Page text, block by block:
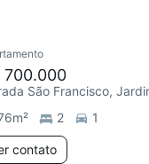
700.000
São Francisco,
m² 2 1
contato